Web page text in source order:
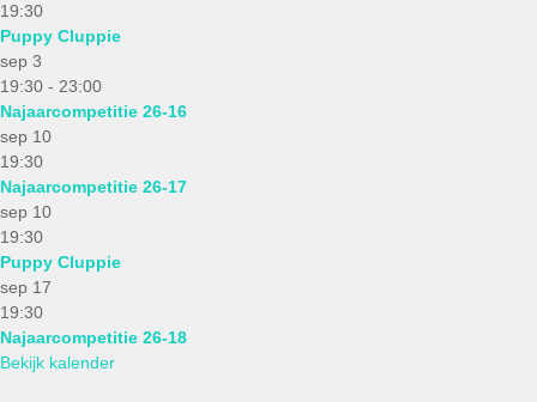
19:30
Puppy Cluppie
sep 3
19:30 - 23:00
Najaarcompetitie 26-16
sep 10
19:30
Najaarcompetitie 26-17
sep 10
19:30
Puppy Cluppie
sep 17
19:30
Najaarcompetitie 26-18
Bekijk kalender